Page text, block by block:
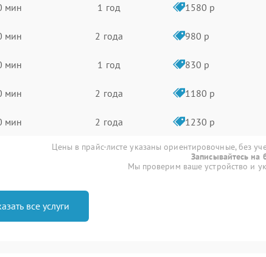
мин 1 год 1580 р
мин 2 года 980 р
мин 1 год 830 р
мин 2 года 1180 р
мин 2 года 1230 р
Цены в прайс-листе указаны ориентировочные, без
Записывайтесь на
Мы проверим ваше устройство и
все услуги